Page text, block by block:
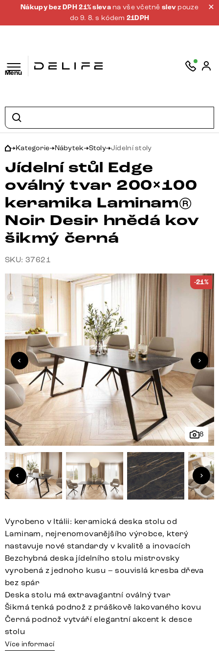
Nákupy bez DPH 21% sleva na vše včetněslev pouze
do 9. 8. s kódem 21DPH
Menu
Kategorie Nábytek Stoly Jídelní stoly
Jídelní stůl Edge
oválný tvar 200×100
keramika Laminam®
Noir Desir hnědá kov
šikmý černá
SKU: 37621
8
-21%
Vyrobeno v Itálii: keramická deska stolu od
Laminam, nejrenomovanějšího výrobce, který
nastavuje nové standardy v kvalitě a inovacích
Bezchybná deska jídelního stolu mistrovsky
vyrobená z jednoho kusu – souvislá kresba dřeva
bez spár
Deska stolu má extravagantní oválný tvar
Šikmá tenká podnož z práškově lakovaného kovu
Černá podnož vytváří elegantní akcent k desce
stolu
Více informací